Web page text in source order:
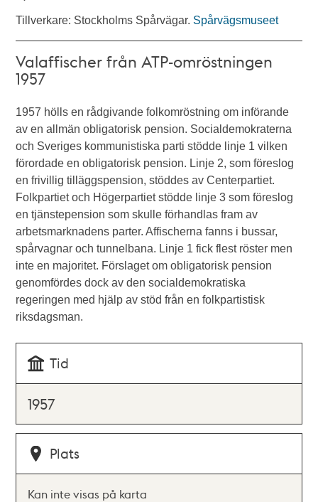
Tillverkare: Stockholms Spårvägar. Spårvägsmuseet
Valaffischer från ATP-omröstningen
1957
1957 hölls en rådgivande folkomröstning om införande
av en allmän obligatorisk pension. Socialdemokraterna
och Sveriges kommunistiska parti stödde linje 1 vilken
förordade en obligatorisk pension. Linje 2, som föreslog
en frivillig tilläggspension, stöddes av Centerpartiet.
Folkpartiet och Högerpartiet stödde linje 3 som föreslog
en tjänstepension som skulle förhandlas fram av
arbetsmarknadens parter. Affischerna fanns i bussar,
spårvagnar och tunnelbana. Linje 1 fick flest röster men
inte en majoritet. Förslaget om obligatorisk pension
genomfördes dock av den socialdemokratiska
regeringen med hjälp av stöd från en folkpartistisk
riksdagsman.
Tid
1957
Plats
Kan inte visas på karta